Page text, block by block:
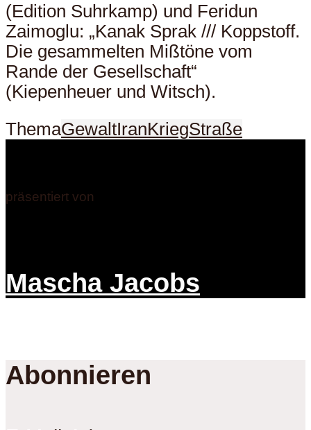
(Edition Suhrkamp) und Feridun
Zaimoglu: „Kanak Sprak /// Koppstoff.
Die gesammelten Mißtöne vom
Rande der Gesellschaft“
(Kiepenheuer und Witsch).
ThemaGewaltIranKriegStraße
präsentiert von
Mascha Jacobs
Abonnieren